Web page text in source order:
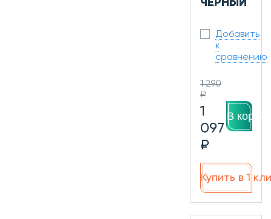
ЧЕРНЫЙ
Добавить
к
сравнению
1 290
₽
1
097
₽
В
Купить в 1